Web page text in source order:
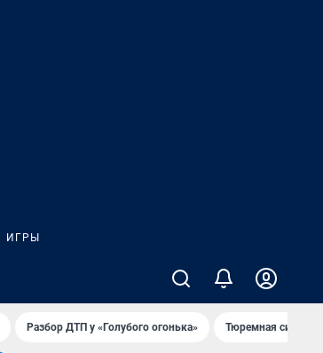
ИГРЫ
Разбор ДТП у «Голубого огонька» Тюремная